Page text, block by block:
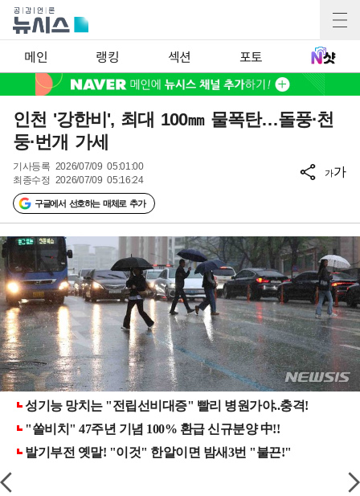
메인 랭킹 섹션 포토
인천 '강한비', 최대 100㎜ 물폭탄…돌풍·천
둥·번개 가세
기사등록 2026/07/09 05:01:00
최종수정 2026/07/09 05:16:24
구글에서 선호하는 매체로 추가
가가